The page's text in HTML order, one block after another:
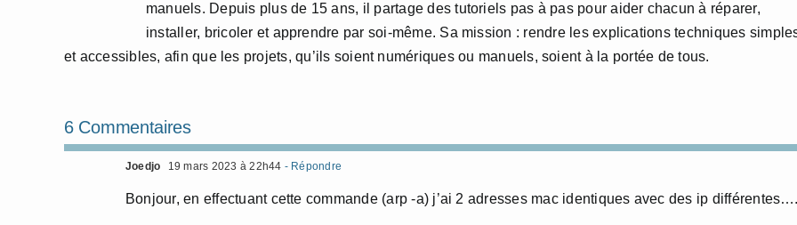
manuels. Depuis plus de 15 ans, il partage des tutoriels pas à pas pour aider chacun à réparer,
installer, bricoler et apprendre par soi-même. Sa mission : rendre les explications techniques
et accessibles, afin que les projets, qu’ils soient numériques ou manuels, soient à la portée de tous.
6 Commentaires
Joedjo 19 mars 2023 à 22h44 - Répondre
Bonjour, en effectuant cette commande (arp -a) j’ai 2 adresses mac identiques avec des ip différentes….